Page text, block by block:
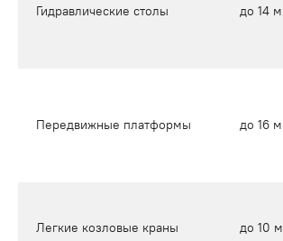
Гидравлические столы до 14 м
Передвижные платформы до 16 м
Легкие козловые краны до 10 м